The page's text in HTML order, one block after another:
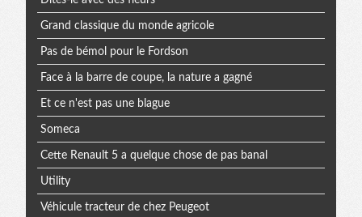
Grand classique du monde agricole
Pas de bémol pour le Fordson
Face à la barre de coupe, la nature a gagné
Et ce n'est pas une blague
Someca
Cette Renault 5 a quelque chose de pas banal
Utility
Véhicule tracteur de chez Peugeot